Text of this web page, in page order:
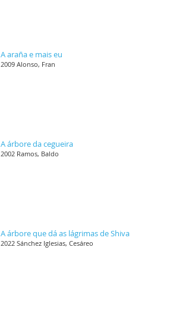
A araña e mais eu
2009 Alonso, Fran
A árbore da cegueira
2002 Ramos, Baldo
A árbore que dá as lágrimas de Shiva
2022 Sánchez Iglesias, Cesáreo